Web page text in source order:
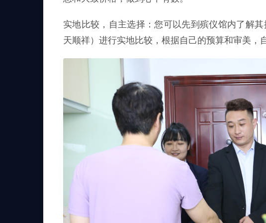
实地比较，自主选择：您可以先到殡仪馆内了解
天顺祥）进行实地比较，根据自己的预算和审美，